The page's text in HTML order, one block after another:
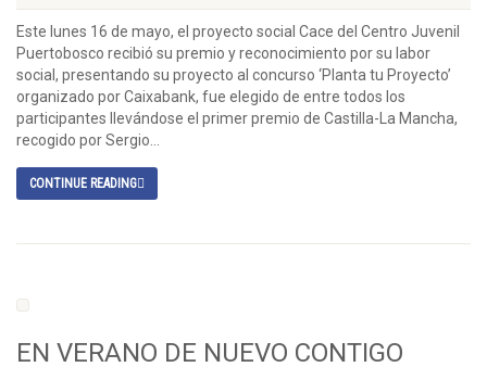
Este lunes 16 de mayo, el proyecto social Cace del Centro Juvenil
Puertobosco recibió su premio y reconocimiento por su labor
social, presentando su proyecto al concurso ‘Planta tu Proyecto’
organizado por Caixabank, fue elegido de entre todos los
participantes llevándose el primer premio de Castilla-La Mancha,
recogido por Sergio...
CONTINUE READING
EN VERANO DE NUEVO CONTIGO